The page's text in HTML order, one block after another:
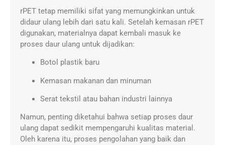
rPET tetap memiliki sifat yang memungkinkan untuk
didaur ulang lebih dari satu kali. Setelah kemasan rPET
digunakan, materialnya dapat kembali masuk ke
proses daur ulang untuk dijadikan:
Botol plastik baru
Kemasan makanan dan minuman
Serat tekstil atau bahan industri lainnya
Namun, penting diketahui bahwa setiap proses daur
ulang dapat sedikit mempengaruhi kualitas material.
Oleh karena itu, proses pengolahan yang baik dan